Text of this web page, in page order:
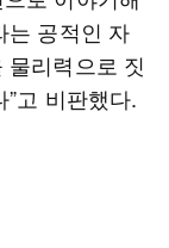
는 공적인 자
리력으로 짓
고 비판했다.